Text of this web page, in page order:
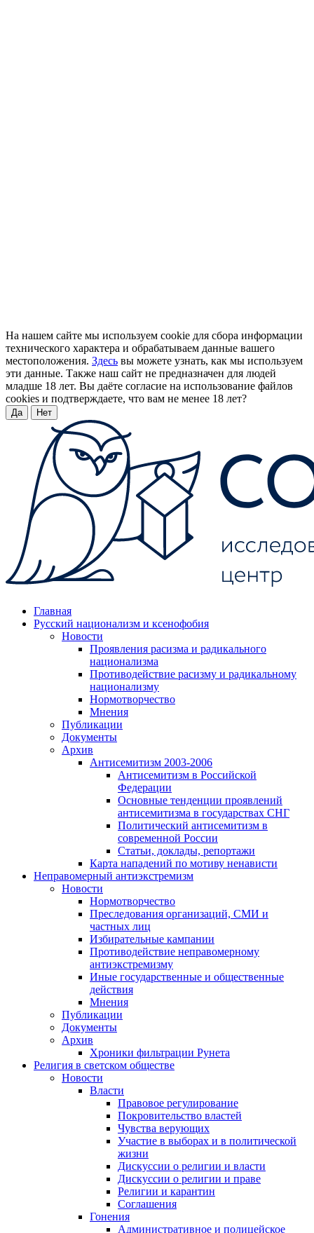
На нашем сайте мы используем cookie для сбора информации
технического характера и обрабатываем данные вашего
местоположения. Здесь вы можете узнать, как мы используем
эти данные. Также наш сайт не предназначен для людей
младше 18 лет. Вы даёте согласие на использование файлов
cookies и подтверждаете, что вам не менее 18 лет?
Да Нет
Главная
Русский национализм и ксенофобия
Новости
Проявления расизма и радикального
национализма
Противодействие расизму и радикальному
национализму
Нормотворчество
Мнения
Публикации
Документы
Архив
Антисемитизм 2003-2006
Антисемитизм в Российской
Федерации
Основные тенденции проявлений
антисемитизма в государствах СНГ
Политический антисемитизм в
современной России
Статьи, доклады, репортажи
Карта нападений по мотиву ненависти
Неправомерный антиэкстремизм
Новости
Нормотворчество
Преследования организаций, СМИ и
частных лиц
Избирательные кампании
Противодействие неправомерному
антиэкстремизму
Иные государственные и общественные
действия
Мнения
Публикации
Документы
Архив
Хроники фильтрации Рунета
Религия в светском обществе
Новости
Власти
Правовое регулирование
Покровительство властей
Чувства верующих
Участие в выборах и в политической
жизни
Дискуссии о религии и власти
Дискуссии о религии и праве
Религии и карантин
Соглашения
Гонения
Административное и полицейское